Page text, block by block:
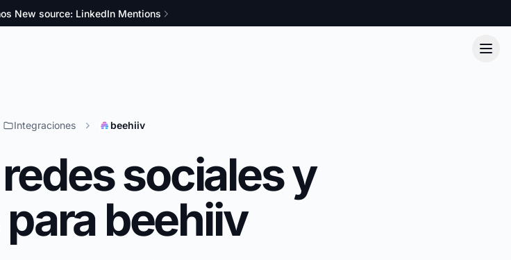
New source: LinkedIn Mentions
Integraciones beehiiv
sociales y
beehiiv